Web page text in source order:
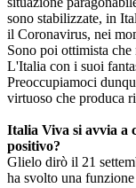
sono stabilizzate, in
il Coronavirus, nei
Sono poi ottimista
L'Italia con i suoi
Preoccupiamoci
virtuoso che produca
Italia Viva si avvia a
positivo?
Glielo dirò il 21
ha svolto una